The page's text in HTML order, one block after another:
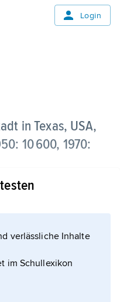
Login
in Texas, USA,
10 600, 1970:
nordöstlich von
verlässliche Inhalte
im Schullexikon